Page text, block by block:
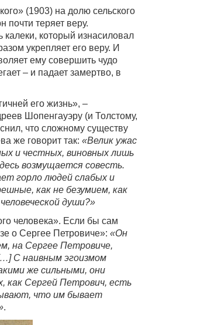
(1903) на долю сельского
почти теряет веру.
калеки, который изнасиловал
укрепляет его веру. И
ему совершить чудо
– и падает замертво, в
его жизнь», –
Шопенгауэру (и Толстому,
что сложному существу
же говорит так: «Велик ужас
и честных, виновных лишь
возмущается совесть.
горло людей слабых и
как не безумием, как
души?»
человека». Если бы сам
о Сергее Петровиче»: «Он
на Сергее Петровиче,
С наивным эгоизмом
же сильными, они
как Сергей Петрович, есть
что им бывает
.